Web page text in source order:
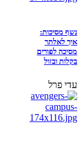
נשף מסיכות:
איך לאלתר
מסיכה לפורים
בקלות ובזול
עדי פרל